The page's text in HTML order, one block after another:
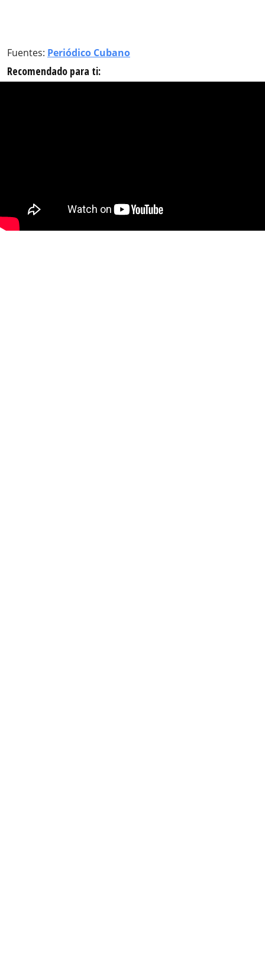
Fuentes: Periódico Cubano
Recomendado para ti: